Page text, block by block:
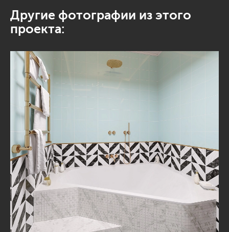
Другие фотографии из этого
проекта: